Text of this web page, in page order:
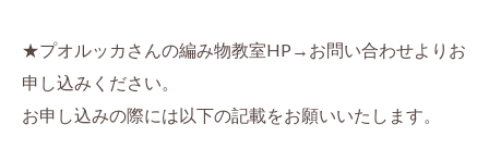
★プオルッカさんの編み物教室HP→お問い合わせよりお
申し込みください。
お申し込みの際には以下の記載をお願いいたします。